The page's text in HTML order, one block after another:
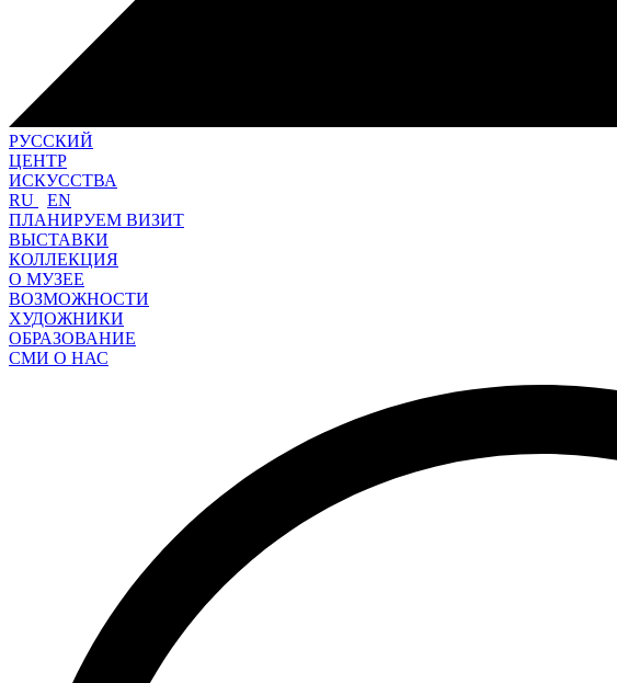
РУССКИЙ
ЦЕНТР
ИСКУССТВА
RU
EN
ПЛАНИРУЕМ ВИЗИТ
ВЫСТАВКИ
КОЛЛЕКЦИЯ
О МУЗЕЕ
ВОЗМОЖНОСТИ
ХУДОЖНИКИ
ОБРАЗОВАНИЕ
СМИ О НАС